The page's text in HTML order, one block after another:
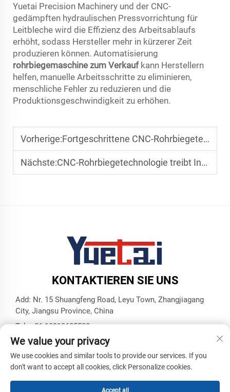
Yuetai Precision Machinery und der CNC-
gedämpften hydraulischen Pressvorrichtung für
Leitbleche wird die Effizienz des Arbeitsablaufs
erhöht, sodass Hersteller mehr in kürzerer Zeit
produzieren können. Automatisierung
rohrbiegemaschine zum Verkauf kann Herstellern
helfen, manuelle Arbeitsschritte zu eliminieren,
menschliche Fehler zu reduzieren und die
Produktionsgeschwindigkeit zu erhöhen.
Vorherige:Fortgeschrittene CNC-Rohrbiegetechnik für Edelstahl und Legierungsmaterialien
Nächste:CNC-Rohrbiegetechnologie treibt Innovationen im Schiffbau voran
KONTAKTIEREN SIE UNS
Add: Nr. 15 Shuangfeng Road, Leyu Town, Zhangjiagang
City, Jiangsu Province, China
Tel.:+86 18913625580
E-Mail: [email protected]
Datenschutzrichtlinie
We value your privacy
We use cookies and similar tools to provide our services. If you
don't want to accept all cookies, click Personalize cookies.
Accept all